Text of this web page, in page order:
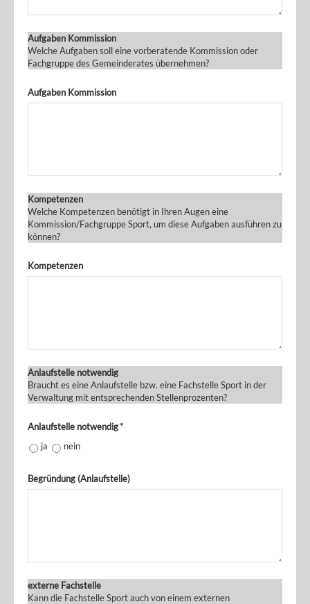
Aufgaben Kommission
Welche Aufgaben soll eine vorberatende Kommission oder
Fachgruppe des Gemeinderates übernehmen?
Aufgaben Kommission
Kompetenzen
Welche Kompetenzen benötigt in Ihren Augen eine
Kommission/Fachgruppe Sport, um diese Aufgaben ausführen zu
können?
Kompetenzen
Anlaufstelle notwendig
Braucht es eine Anlaufstelle bzw. eine Fachstelle Sport in der
Verwaltung mit entsprechenden Stellenprozenten?
Anlaufstelle notwendig*
ja
nein
Begründung (Anlaufstelle)
externe Fachstelle
Kann die Fachstelle Sport auch von einem externen